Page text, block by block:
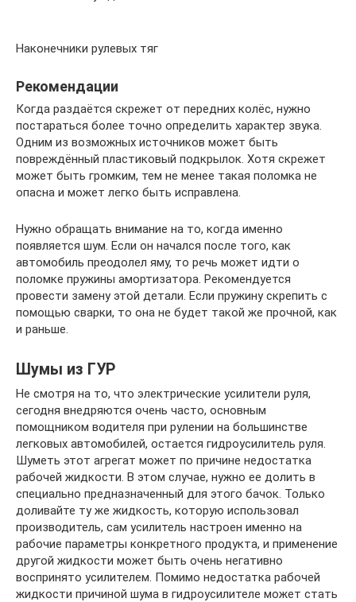
Наконечники рулевых тяг
Рекомендации
Когда раздаётся скрежет от передних колёс, нужно
постараться более точно определить характер звука.
Одним из возможных источников может быть
повреждённый пластиковый подкрылок. Хотя скрежет
может быть громким, тем не менее такая поломка не
опасна и может легко быть исправлена.
Нужно обращать внимание на то, когда именно
появляется шум. Если он начался после того, как
автомобиль преодолел яму, то речь может идти о
поломке пружины амортизатора. Рекомендуется
провести замену этой детали. Если пружину скрепить с
помощью сварки, то она не будет такой же прочной, как
и раньше.
Шумы из ГУР
Не смотря на то, что электрические усилители руля,
сегодня внедряются очень часто, основным
помощником водителя при рулении на большинстве
легковых автомобилей, остается гидроусилитель руля.
Шуметь этот агрегат может по причине недостатка
рабочей жидкости. В этом случае, нужно ее долить в
специально предназначенный для этого бачок. Только
доливайте ту же жидкость, которую использовал
производитель, сам усилитель настроен именно на
рабочие параметры конкретного продукта, и применение
другой жидкости может быть очень негативно
воспринято усилителем. Помимо недостатка рабочей
жидкости причиной шума в гидроусилителе может стать